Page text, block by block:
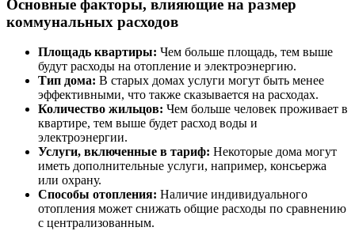
Основные факторы, влияющие на размер
коммунальных расходов
Площадь квартиры: Чем больше площадь, тем выше
будут расходы на отопление и электроэнергию.
Тип дома: В старых домах услуги могут быть менее
эффективными, что также сказывается на расходах.
Количество жильцов: Чем больше человек проживает в
квартире, тем выше будет расход воды и
электроэнергии.
Услуги, включенные в тариф: Некоторые дома могут
иметь дополнительные услуги, например, консьержа
или охрану.
Способы отопления: Наличие индивидуального
отопления может снижать общие расходы по сравнению
с централизованным.